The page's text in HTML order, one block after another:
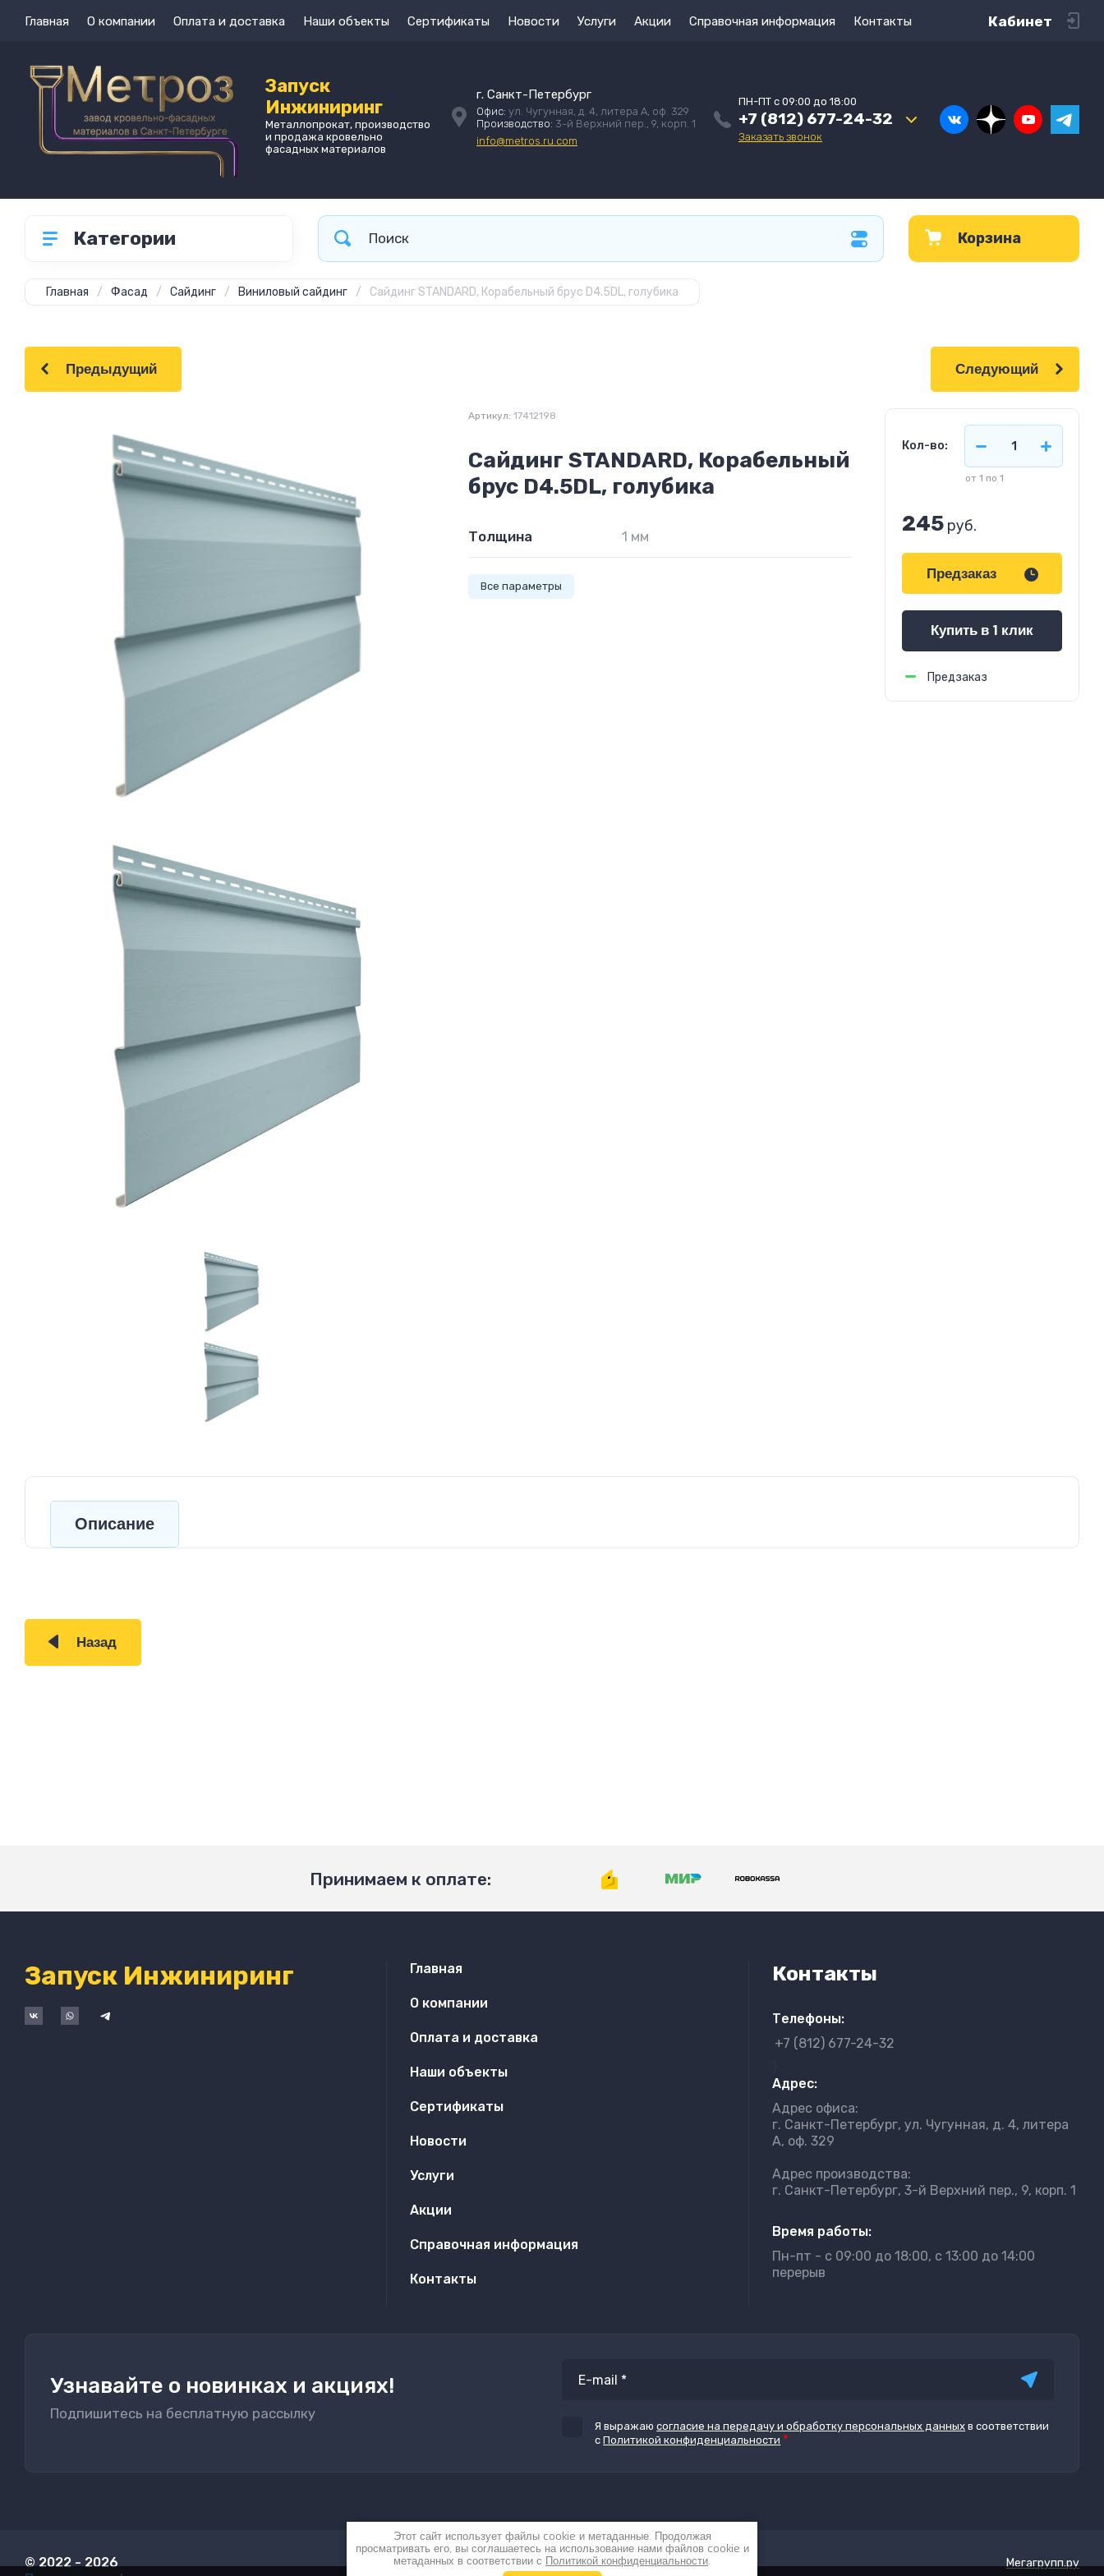
Главная О компании Оплата и доставка Наши объекты Сертификаты Новости Услуги Акции Справочная информация Контакты Кабинет
Запуск
Инжиниринг
Металлопрокат, производство
и продажа кровельно
фасадных материалов
г. Санкт-Петербург
Офис: ул. Чугунная, д. 4, литера А, оф. 329
Производство: 3-й Верхний пер., 9, корп. 1
info@metros.ru.com
ПН-ПТ с 09:00 до 18:00
+7 (812) 677-24-32
Заказать звонок
Категории Корзина
Главная / Фасад / Сайдинг / Виниловый сайдинг / Сайдинг STANDARD, Корабельный брус D4.5DL, голубика
Предыдущий Следующий
Артикул: 17412198
Сайдинг STANDARD, Корабельный
брус D4.5DL, голубика
Толщина 1 мм
Все параметры
Кол-во:
от 1 по 1
245 руб.
Предзаказ
Купить в 1 клик
Предзаказ
Описание
Назад
Принимаем к оплате:
Запуск Инжиниринг Главная
О компании
Оплата и доставка
Наши объекты
Сертификаты
Новости
Услуги
Акции
Справочная информация
Контакты
Контакты
Телефоны:
+7 (812) 677-24-32
Адрес:
Адрес офиса:
г. Санкт-Петербург, ул. Чугунная, д. 4, литера
А, оф. 329
Адрес производства:
г. Санкт-Петербург, 3-й Верхний пер., 9, корп. 1
Время работы:
Пн-пт - с 09:00 до 18:00, с 13:00 до 14:00
перерыв
Узнавайте о новинках и акциях!
Подпишитесь на бесплатную рассылку
Я выражаюсогласие на передачу и обработку персональных данных в соответствии
сПолитикой конфиденциальности *
© 2022 - 2026
Мегагрупп.ру
Этот сайт использует файлы cookie и метаданные. Продолжая
просматривать его, вы соглашаетесь на использование нами файлов cookie и
метаданных в соответствии с Политикой конфиденциальности.